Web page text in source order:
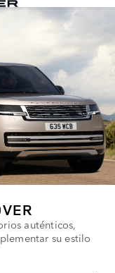
auténticos,
su estilo